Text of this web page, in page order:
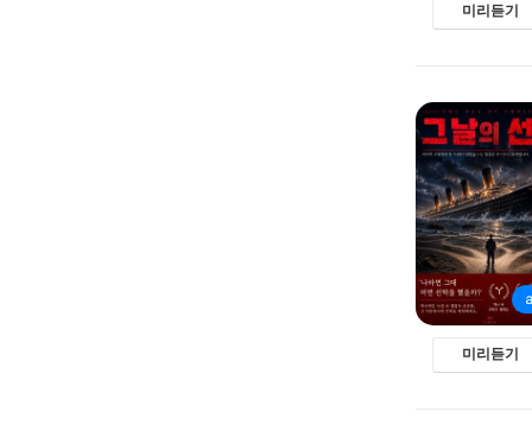
미리듣기
미리듣기